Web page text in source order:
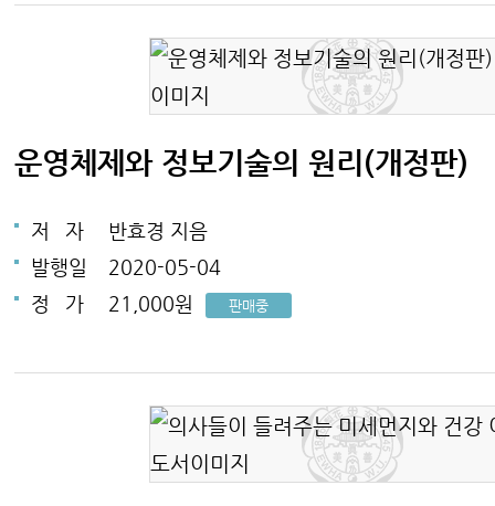
운영체제와 정보기술의 원리(개정판)
저 자
반효경 지음
발행일
2020-05-04
정
가 21,000원 판매중